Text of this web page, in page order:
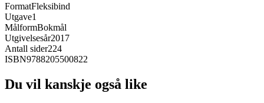
FormatFleksibind
Utgave1
MålformBokmål
Utgivelsesår2017
Antall sider224
ISBN9788205500822
Du vil kanskje også like